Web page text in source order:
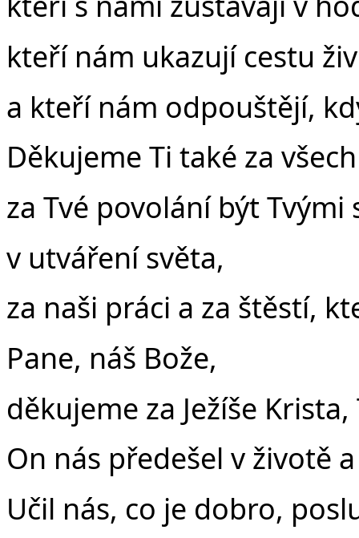
kteří nám ukazují cestu
a kteří nám odpouštějí,
Děkujeme Ti také za
za Tvé povolání být
v utváření světa,
za naši práci a za štěstí,
Pane, náš Bože,
děkujeme za Ježíše
On nás předešel v životě
Učil nás, co je dobro,